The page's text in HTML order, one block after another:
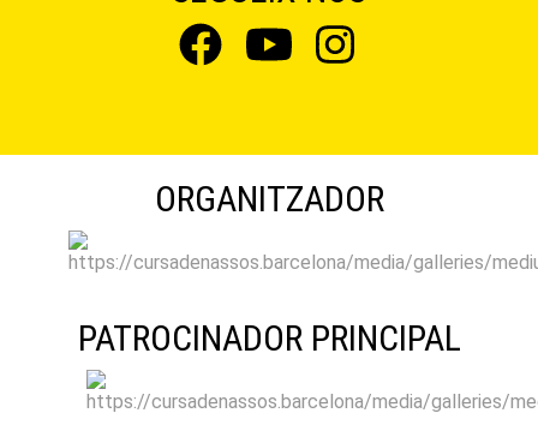
ORGANITZADOR
PATROCINADOR PRINCIPAL